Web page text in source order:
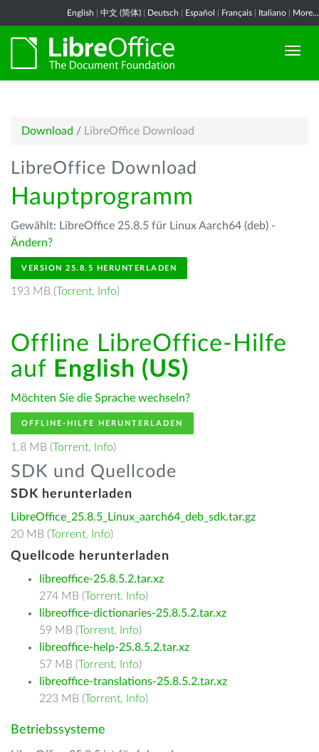
English 中文 (简体) Deutsch Español Français Italiano More...
Download / LibreOffice Download
LibreOffice Download
Hauptprogramm
Gewählt: LibreOffice 25.8.5 für Linux Aarch64 (deb) -
Ändern?
VERSION 25.8.5 HERUNTERLADEN
193 MB (Torrent, Info)
Offline LibreOffice-Hilfe
auf English (US)
Möchten Sie die Sprache wechseln?
OFFLINE-HILFE HERUNTERLADEN
1.8 MB (Torrent, Info)
SDK und Quellcode
SDK herunterladen
LibreOffice_25.8.5_Linux_aarch64_deb_sdk.tar.gz
20 MB (Torrent, Info)
Quellcode herunterladen
libreoffice-25.8.5.2.tar.xz
274 MB (Torrent, Info)
libreoffice-dictionaries-25.8.5.2.tar.xz
59 MB (Torrent, Info)
libreoffice-help-25.8.5.2.tar.xz
57 MB (Torrent, Info)
libreoffice-translations-25.8.5.2.tar.xz
223 MB (Torrent, Info)
Betriebssysteme